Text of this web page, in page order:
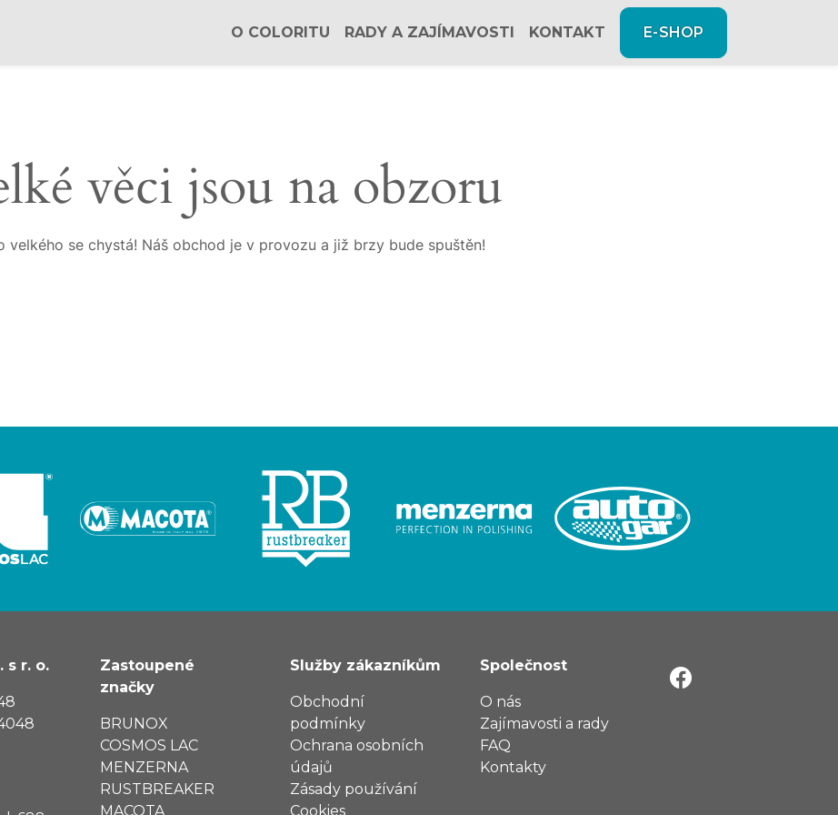
O COLORITU RADY A ZAJÍMAVOSTI KONTAKT E-SHOP
věci jsou na obzoru
velkého se chystá! Náš obchod je v provozu a již brzy bude spuštěn!
s r. o.
Zastoupené
značky
BRUNOX
COSMOS LAC
MENZERNA
RUSTBREAKER
MACOTA
Služby zákazníkům
Obchodní
podmínky
Ochrana osobních
údajů
Zásady používání
Cookies
Společnost
O nás
Zajímavosti a rady
FAQ
Kontakty